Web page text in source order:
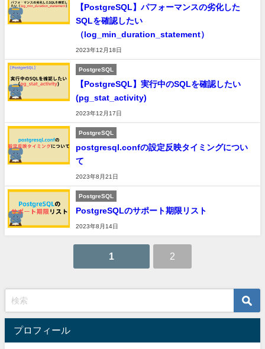
【PostgreSQL】パフォーマンスの劣化した
SQLを確認したい
（log_min_duration_statement）
2023年12月18日
PostgreSQL
【PostgreSQL】実行中のSQLを確認したい
(pg_stat_activity)
2023年12月17日
PostgreSQL
postgresql.confの設定反映タイミングについ
て
2023年8月21日
PostgreSQL
PostgreSQLのサポート期限リスト
2023年8月14日
1 2
プロフィール